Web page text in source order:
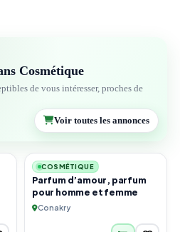
Cosmétique
de vous intéresser, proches de
Voir toutes les annonces
COSMÉTIQUE
Parfum d’amour, parfum
pour homme et femme
Conakry